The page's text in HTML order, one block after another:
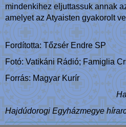
mindenkihez eljuttassuk annak
amelyet az Atyaisten gyakorolt
Fordította: Tőzsér Endre SP
Fotó: Vatikáni Rádió; Famiglia
Forrás: Magyar Kurír
Hajdúdorogi Egyházmegye